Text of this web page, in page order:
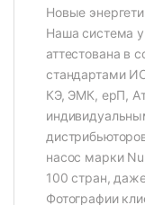
Новые
Наша система
аттестована в
стандартами
КЭ, ЭМК, ерП,
насос марки
100 стран,
Фотографии